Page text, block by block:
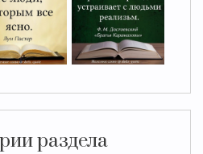
раздела